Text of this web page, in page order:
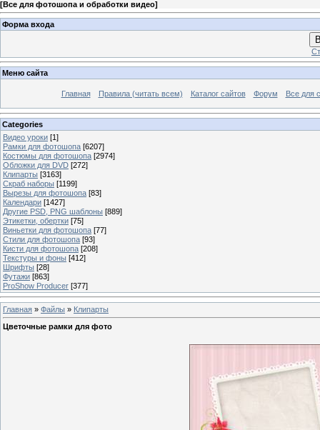
[Все для фотошопа и обработки видео]
Форма входа
Меню сайта
Главная Правила (читать всем) Каталог сайтов Форум Все для
Categories
Видео уроки [1]
Рамки для фотошопа [6207]
Костюмы для фотошопа [2974]
Обложки для DVD [272]
Клипарты [3163]
Скраб наборы [1199]
Вырезы для фотошопа [83]
Календари [1427]
Другие PSD, PNG шаблоны [889]
Этикетки, обертки [75]
Виньетки для фотошопа [77]
Стили для фотошопа [93]
Кисти для фотошопа [208]
Текстуры и фоны [412]
Шрифты [28]
Футажи [863]
ProShow Producer [377]
Главная » Файлы » Клипарты
Цветочные рамки для фото